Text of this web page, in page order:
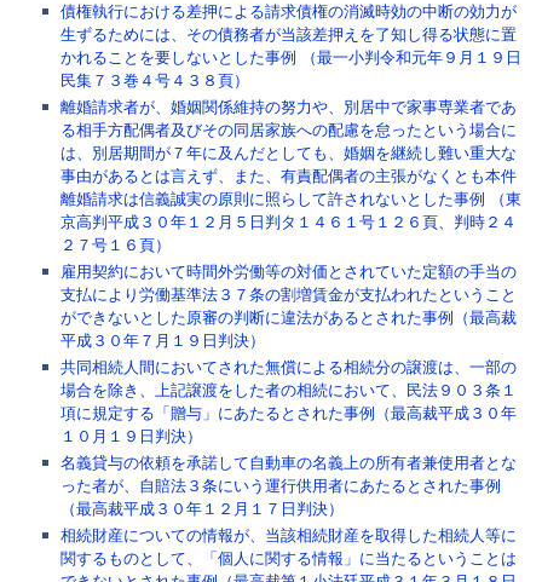
債権執行における差押による請求債権の消滅時効の中断の効力が
生ずるためには、その債務者が当該差押えを了知し得る状態に置
かれることを要しないとした事例 （最一小判令和元年９月１９日
民集７３巻４号４３８頁）
離婚請求者が、婚姻関係維持の努力や、別居中で家事専業者であ
る相手方配偶者及びその同居家族への配慮を怠ったという場合に
は、別居期間が７年に及んだとしても、婚姻を継続し難い重大な
事由があるとは言えず、また、有責配偶者の主張がなくとも本件
離婚請求は信義誠実の原則に照らして許されないとした事例 （東
京高判平成３０年１２月５日判タ１４６１号１２６頁、判時２４
２７号１６頁）
雇用契約において時間外労働等の対価とされていた定額の手当の
支払により労働基準法３７条の割増賃金が支払われたということ
ができないとした原審の判断に違法があるとされた事例（最高裁
平成３０年７月１９日判決）
共同相続人間においてされた無償による相続分の譲渡は、一部の
場合を除き、上記譲渡をした者の相続において、民法９０３条１
項に規定する「贈与」にあたるとされた事例（最高裁平成３０年
１０月１９日判決）
名義貸与の依頼を承諾して自動車の名義上の所有者兼使用者とな
った者が、自賠法３条にいう運行供用者にあたるとされた事例
（最高裁平成３０年１２月１７日判決）
相続財産についての情報が、当該相続財産を取得した相続人等に
関するものとして、「個人に関する情報」に当たるということは